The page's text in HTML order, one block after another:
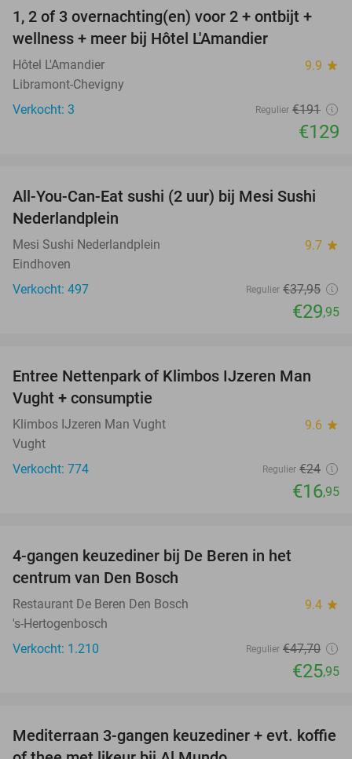
32%
TODAY
1, 2 of 3 overnachting(en) voor 2 + ontbijt +
wellness + meer bij Hôtel L'Amandier
Hôtel L'Amandier 9.9 star
Libramont-Chevigny
Verkocht: 3
Regulier €191
€129
21%
All-You-Can-Eat sushi (2 uur) bij Mesi Sushi
Nederlandplein
Mesi Sushi Nederlandplein 9.7 star
Eindhoven
Verkocht: 497
Regulier €37,95
€29,95
29%
Entree Nettenpark of Klimbos IJzeren Man
Vught + consumptie
Klimbos IJzeren Man Vught 9.6 star
Vught
Verkocht: 774
Regulier €24
€16,95
4-gangen keuzediner bij De Beren in het
centrum van Den Bosch
Restaurant De Beren Den Bosch 9.4 star
's-Hertogenbosch
Verkocht: 1.210
Regulier €47,70
€25,95
27%
Mediterraan 3-gangen keuzediner + evt. koffie